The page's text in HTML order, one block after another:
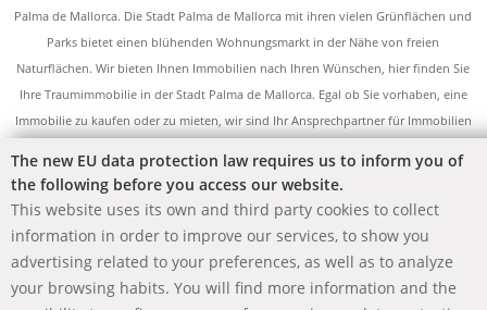
The new EU data protection law requires us to inform you of
the following before you access our website.
This website uses its own and third party cookies to collect
information in order to improve our services, to show you
advertising related to your preferences, as well as to analyze
your browsing habits. You will find more information and the
Palma de Mallorca. Die Stadt Palma de Mallorca mit ihren vielen Grünflächen und
Parks bietet einen blühenden Wohnungsmarkt in der Nähe von freien
Naturflächen. Wir bieten Ihnen Immobilien nach Ihren Wünschen, hier finden Sie
Ihre Traumimmobilie in der Stadt Palma de Mallorca. Egal ob Sie vorhaben, eine
Immobilie zu kaufen oder zu mieten, wir sind Ihr Ansprechpartner für Immobilien
Professionalität und Fachkenntnisse im Bereich Immobilien in Palma de Mallorca.
Die verschiedenen Objekte der Stadt offerieren eine große Auswahl im Bereich